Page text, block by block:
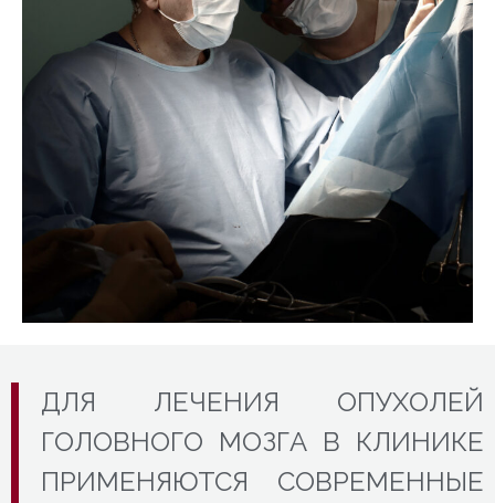
ДЛЯ ЛЕЧЕНИЯ ОПУХОЛЕЙ
ГОЛОВНОГО МОЗГА В КЛИНИКЕ
ПРИМЕНЯЮТСЯ СОВРЕМЕННЫЕ